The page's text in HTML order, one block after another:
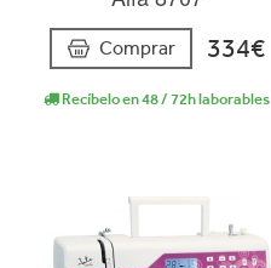
Comprar 334€
Recíbelo en 48 / 72h laborables